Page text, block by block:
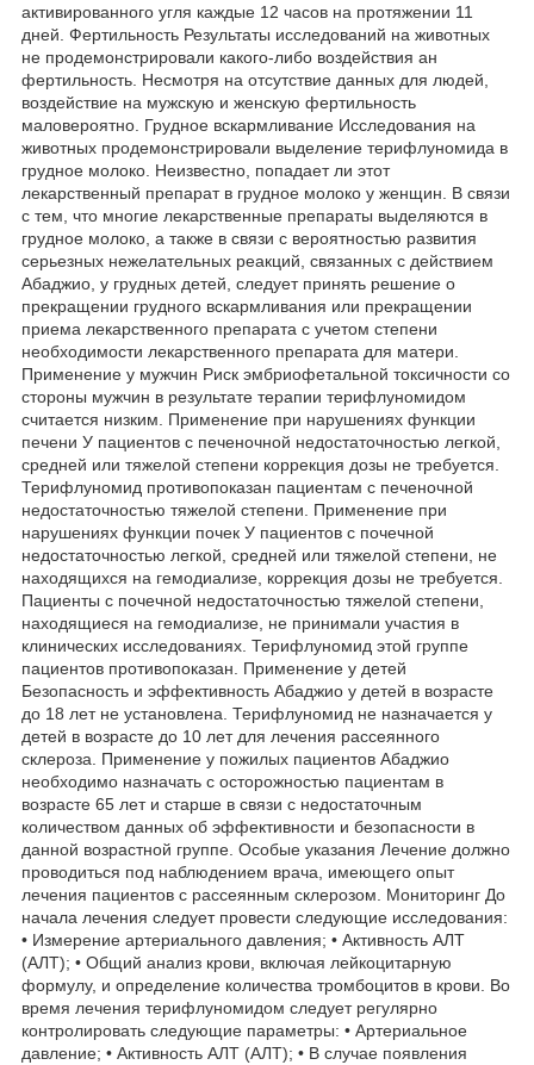
активированного угля каждые 12 часов на протяжении 11
дней. Фертильность Результаты исследований на животных
не продемонстрировали какого-либо воздействия ан
фертильность. Несмотря на отсутствие данных для людей,
воздействие на мужскую и женскую фертильность
маловероятно. Грудное вскармливание Исследования на
животных продемонстрировали выделение терифлуномида в
грудное молоко. Неизвестно, попадает ли этот
лекарственный препарат в грудное молоко у женщин. В связи
с тем, что многие лекарственные препараты выделяются в
грудное молоко, а также в связи с вероятностью развития
серьезных нежелательных реакций, связанных с действием
Абаджио, у грудных детей, следует принять решение о
прекращении грудного вскармливания или прекращении
приема лекарственного препарата с учетом степени
необходимости лекарственного препарата для матери.
Применение у мужчин Риск эмбриофетальной токсичности со
стороны мужчин в результате терапии терифлуномидом
считается низким. Применение при нарушениях функции
печени У пациентов с печеночной недостаточностью легкой,
средней или тяжелой степени коррекция дозы не требуется.
Терифлуномид противопоказан пациентам с печеночной
недостаточностью тяжелой степени. Применение при
нарушениях функции почек У пациентов с почечной
недостаточностью легкой, средней или тяжелой степени, не
находящихся на гемодиализе, коррекция дозы не требуется.
Пациенты с почечной недостаточностью тяжелой степени,
находящиеся на гемодиализе, не принимали участия в
клинических исследованиях. Терифлуномид этой группе
пациентов противопоказан. Применение у детей
Безопасность и эффективность Абаджио у детей в возрасте
до 18 лет не установлена. Терифлуномид не назначается у
детей в возрасте до 10 лет для лечения рассеянного
склероза. Применение у пожилых пациентов Абаджио
необходимо назначать с осторожностью пациентам в
возрасте 65 лет и старше в связи с недостаточным
количеством данных об эффективности и безопасности в
данной возрастной группе. Особые указания Лечение должно
проводиться под наблюдением врача, имеющего опыт
лечения пациентов с рассеянным склерозом. Мониторинг До
начала лечения следует провести следующие исследования:
• Измерение артериального давления; • Активность АЛТ
(АЛТ); • Общий анализ крови, включая лейкоцитарную
формулу, и определение количества тромбоцитов в крови. Во
время лечения терифлуномидом следует регулярно
контролировать следующие параметры: • Артериальное
давление; • Активность АЛТ (АЛТ); • В случае появления